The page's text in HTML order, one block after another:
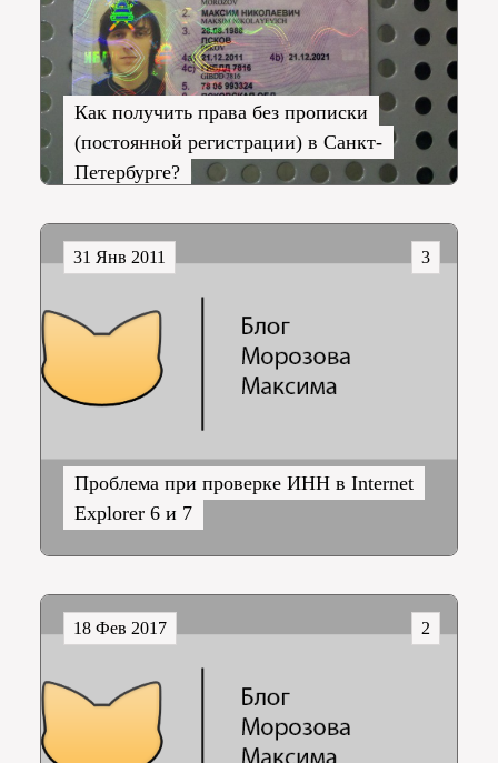
Как получить права без прописки
(постоянной регистрации) в Санкт-
Петербурге?
Проблема при проверке ИНН в Internet
Explorer 6 и 7
3
31 Янв 2011
2
18 Фев 2017